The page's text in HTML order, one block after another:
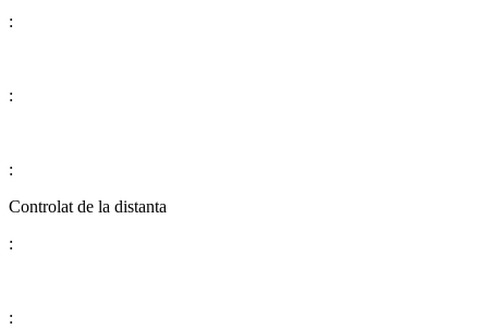
:
:
:
​​​​​​​​​​​​​​Controlat de la distanta
:
: